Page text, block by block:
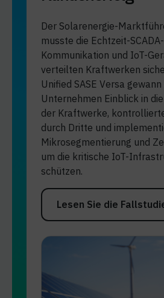
Der Solarenergie-
musste die Echtzeit-SCADA-
Kommunikation und IoT-
verteilten Kraftwerken
Unified SASE Versa gewann
Unternehmen Einblick in
der Kraftwerke,
durch Dritte und
Mikrosegmentierung und
um die kritische IoT-
schützen.
Lesen Sie die